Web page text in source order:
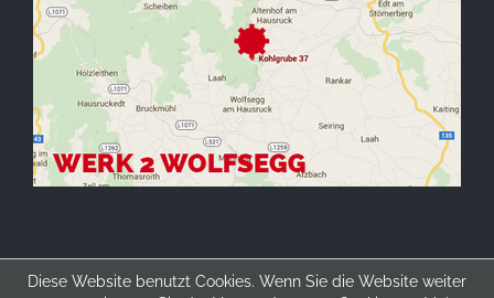
Diese Website benutzt Cookies. Wenn Sie die Website weiter